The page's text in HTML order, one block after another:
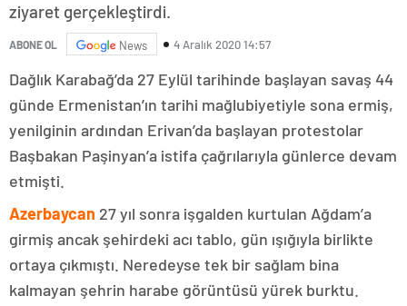
ziyaret gerçekleştirdi.
ABONE OL News 4 Aralık 2020 14:57
Dağlık Karabağ’da 27 Eylül tarihinde başlayan savaş 44
günde Ermenistan’ın tarihi mağlubiyetiyle sona ermiş,
yenilginin ardından Erivan’da başlayan protestolar
Başbakan Paşinyan’a istifa çağrılarıyla günlerce devam
etmişti.
Azerbaycan 27 yıl sonra işgalden kurtulan Ağdam’a
girmiş ancak şehirdeki acı tablo, gün ışığıyla birlikte
ortaya çıkmıştı. Neredeyse tek bir sağlam bina
kalmayan şehrin harabe görüntüsü yürek burktu.